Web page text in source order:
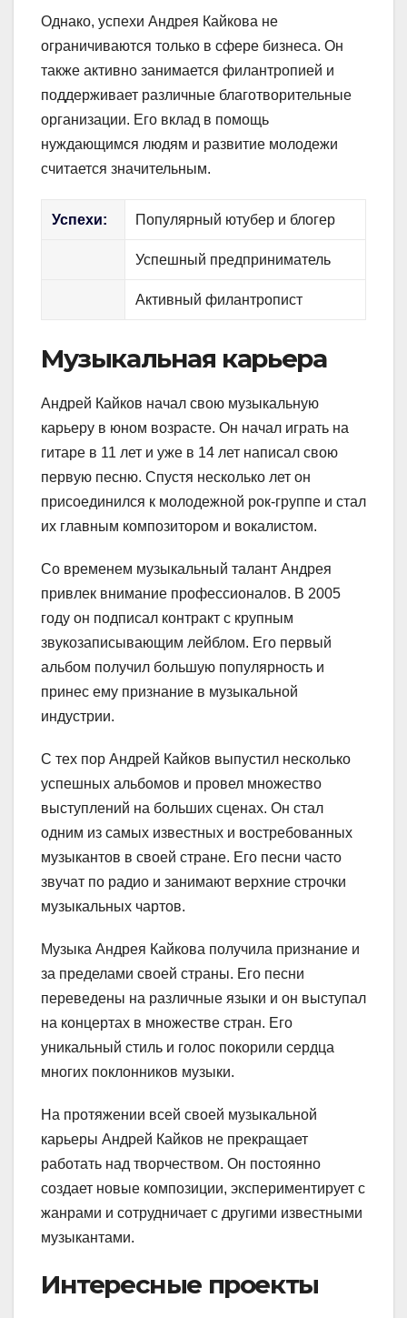
Однако, успехи Андрея Кайкова не
ограничиваются только в сфере бизнеса. Он
также активно занимается филантропией и
поддерживает различные благотворительные
организации. Его вклад в помощь
нуждающимся людям и развитие молодежи
считается значительным.
Успехи: Популярный ютубер и блогер
Успешный предприниматель
Активный филантропист
Музыкальная карьера
Андрей Кайков начал свою музыкальную
карьеру в юном возрасте. Он начал играть на
гитаре в 11 лет и уже в 14 лет написал свою
первую песню. Спустя несколько лет он
присоединился к молодежной рок-группе и стал
их главным композитором и вокалистом.
Со временем музыкальный талант Андрея
привлек внимание профессионалов. В 2005
году он подписал контракт с крупным
звукозаписывающим лейблом. Его первый
альбом получил большую популярность и
принес ему признание в музыкальной
индустрии.
С тех пор Андрей Кайков выпустил несколько
успешных альбомов и провел множество
выступлений на больших сценах. Он стал
одним из самых известных и востребованных
музыкантов в своей стране. Его песни часто
звучат по радио и занимают верхние строчки
музыкальных чартов.
Музыка Андрея Кайкова получила признание и
за пределами своей страны. Его песни
переведены на различные языки и он выступал
на концертах в множестве стран. Его
уникальный стиль и голос покорили сердца
многих поклонников музыки.
На протяжении всей своей музыкальной
карьеры Андрей Кайков не прекращает
работать над творчеством. Он постоянно
создает новые композиции, экспериментирует с
жанрами и сотрудничает с другими известными
музыкантами.
Интересные проекты